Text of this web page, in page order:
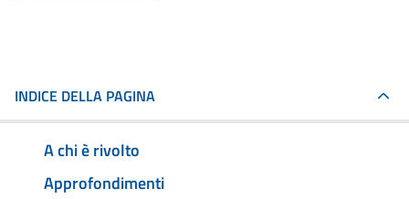
INDICE DELLA PAGINA
A chi è rivolto
Approfondimenti